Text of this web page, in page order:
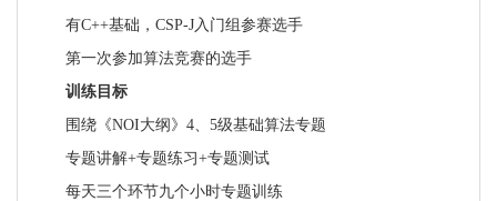
有C++基础，CSP-J入门组参赛选手
第一次参加算法竞赛的选手
训练目标
围绕《NOI大纲》4、5级基础算法专题
专题讲解+专题练习+专题测试
每天三个环节九个小时专题训练